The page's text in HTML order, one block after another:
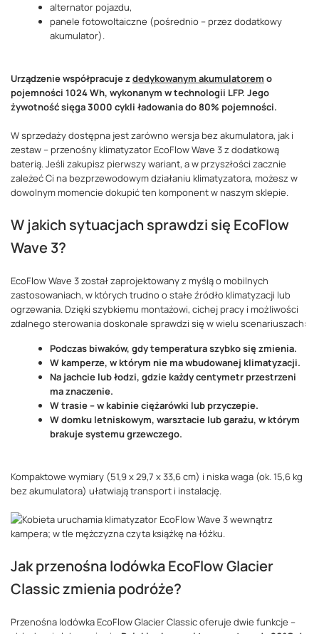
alternator pojazdu,
panele fotowoltaiczne (pośrednio – przez dodatkowy
akumulator).
Urządzenie współpracuje zdedykowanym akumulatorem o
pojemności 1024 Wh, wykonanym w technologii LFP. Jego
żywotność sięga 3000 cykli ładowania do 80% pojemności.
W sprzedaży dostępna jest zarówno wersja bez akumulatora, jak i
zestaw – przenośny klimatyzator EcoFlow Wave 3 z dodatkową
baterią. Jeśli zakupisz pierwszy wariant, a w przyszłości zacznie
zależeć Ci na bezprzewodowym działaniu klimatyzatora, możesz w
dowolnym momencie dokupić ten komponent w naszym sklepie.
W jakich sytuacjach sprawdzi się EcoFlow
Wave 3?
EcoFlow Wave 3 został zaprojektowany z myślą o mobilnych
zastosowaniach, w których trudno o stałe źródło klimatyzacji lub
ogrzewania. Dzięki szybkiemu montażowi, cichej pracy i możliwości
zdalnego sterowania doskonale sprawdzi się w wielu scenariuszach:
Podczas biwaków, gdy temperatura szybko się zmienia.
W kamperze, w którym nie ma wbudowanej klimatyzacji.
Na jachcie lub łodzi, gdzie każdy centymetr przestrzeni
ma znaczenie.
W trasie – w kabinie ciężarówki lub przyczepie.
W domku letniskowym, warsztacie lub garażu, w którym
brakuje systemu grzewczego.
Kompaktowe wymiary (51,9 x 29,7 x 33,6 cm) i niska waga (ok. 15,6 kg
bez akumulatora) ułatwiają transport i instalację.
Jak przenośna lodówka EcoFlow Glacier
Classic zmienia podróże?
Przenośna lodówka EcoFlow Glacier Classic oferuje dwie funkcje –